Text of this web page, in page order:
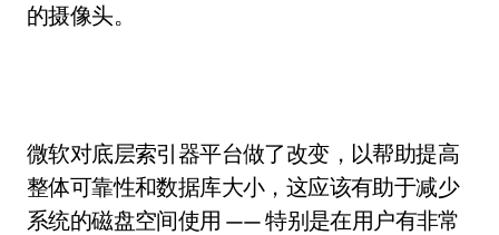
的摄像头。
微软对底层索引器平台做了改变，以帮助提高
整体可靠性和数据库大小，这应该有助于减少
系统的磁盘空间使用 —— 特别是在用户有非常